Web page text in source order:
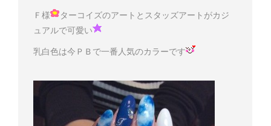
Ｆ様
ターコイズのアートとスタッズアートがカジ
ュアルで可愛い
乳白色は今ＰＢで一番人気のカラーです